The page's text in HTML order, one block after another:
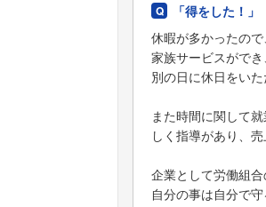
「得をした！
休暇が多かったの
家族サービスがで
別の日に休日をいた
また時間に関して
しく指導があり、
企業として労働組
自分の事は自分で守